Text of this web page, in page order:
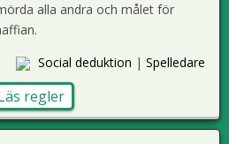
alla andra och målet för
Social deduktion | Spelledare
regler